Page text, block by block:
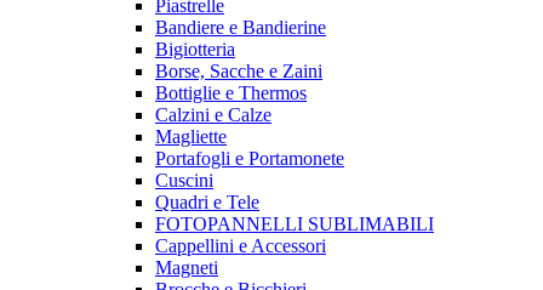
Piastrelle
Bandiere e Bandierine
Bigiotteria
Borse, Sacche e Zaini
Bottiglie e Thermos
Calzini e Calze
Magliette
Portafogli e Portamonete
Cuscini
Quadri e Tele
FOTOPANNELLI SUBLIMABILI
Cappellini e Accessori
Magneti